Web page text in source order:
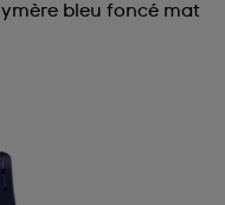
bleu foncé mat